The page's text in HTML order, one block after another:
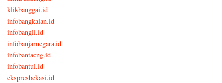
klikbanggai.id
infobangkalan.id
infobangli.id
infobanjarnegara.id
infobantaeng.id
infobantul.id
ekspresbekasi.id